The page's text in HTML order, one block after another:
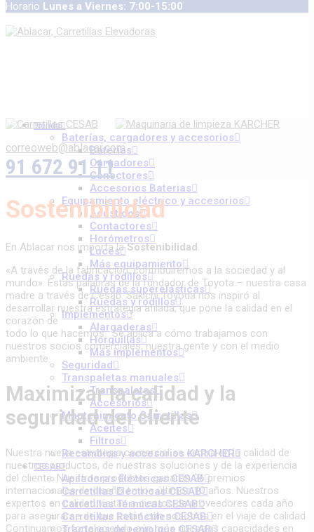
Horario Lunes a Viernes: 7:00-15:00
Tienda
Baterías, cargadores y accesorios
Baterías
Cargadores
Conectores
Accesorios Baterias
Equipamiento eléctrico y accesorios
Acústicos
Contactores
Horómetros
Luces
Más equipamiento
Ruedas y rodillos
Ruedas superelásticas
Ruedas y rodillos
Implementos
Alargaderas
Horquillas
Más implementos
Seguridad
Transpaletas manuales
Transpaletas
Accesorios
Mantenimiento Carretillas
Aceites
Filtros
Recambios y accesorios KARCHER
CESAB
Apiladoras Eléctricas CESAB
Carretillas Eléctricas CESAB
Carretillas Térmicas CESAB
Carretillas Retráctiles CESAB
Tractores de remolque CESAB
correoweb@ablacar.com
91 672 91 11
Sostenibilidad
En Ablacar nos importa laSostenibilidad.
«A través de la fabricación, contribuiremos a la sociedad y al
mundo». Estas palabras de la fundador de Toyota – nuestra casa
madre a través de Cesab. Sakichi Toyoda nos inspiró al
desarrollar nuestra estrategia afilada, que pone la calidad en el
corazón de
todo lo que hacemos. Se aplica a cómo trabajamos con
nuestros socios comerciales, nuestra gente y con el medio
ambiente.
Maximizar la calidad y la
seguridad del cliente
Nuestra nueva estrategia comercial se centra en la calidad de
nuestros productos, de nuestras soluciones y de la experiencia
del cliente. Nuestros productos ganaron 26 premios
internacionales de diseño en los últimos 10 años. Nuestros
expertos en calidad visitan a cientos de proveedores cada año
para asegurarse de que están con nosotros en el viaje de calidad
Continuamos fortaleciendo aún más nuestras capacidades en